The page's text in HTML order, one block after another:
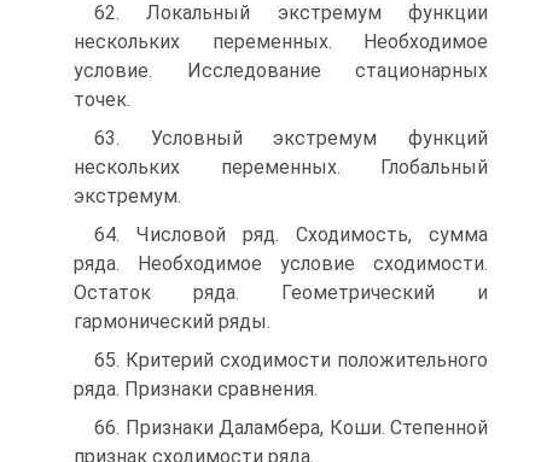
62. Локальный экстремум функции
нескольких переменных. Необходимое
условие. Исследование стационарных
точек.
63. Условный экстремум функций
нескольких переменных. Глобальный
экстремум.
64. Числовой ряд. Сходимость, сумма
ряда. Необходимое условие сходимости.
Остаток ряда. Геометрический и
гармонический ряды.
65. Критерий сходимости положительного
ряда. Признаки сравнения.
66. Признаки Даламбера, Коши. Степенной
признак сходимости ряда.